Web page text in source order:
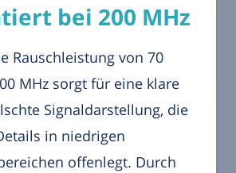
bei 200 MHz
Rauschleistung von 70
MHz sorgt für eine klare
Signaldarstellung, die
in niedrigen
offenlegt. Durch